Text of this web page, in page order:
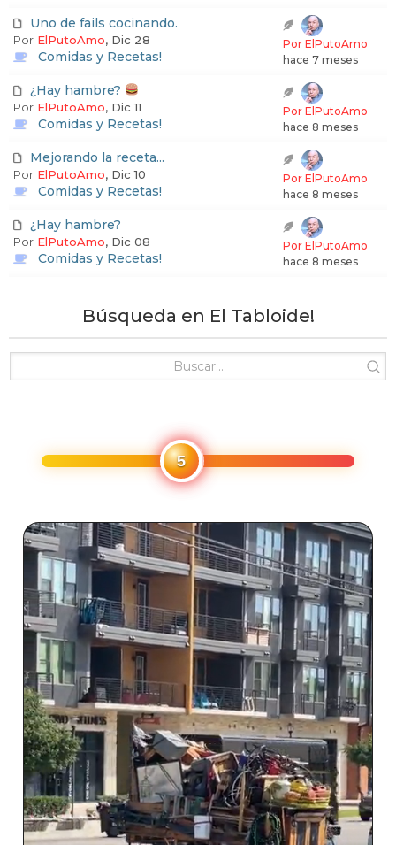
n
e
t
Uno de fails cocinando.
Por ElPutoAmo, Dic 28
Comidas y Recetas!
Por ElPutoAmo
hace 7 meses
¿Hay hambre?
Por ElPutoAmo, Dic 11
Comidas y Recetas!
Por ElPutoAmo
hace 8 meses
Mejorando la receta...
Por ElPutoAmo, Dic 10
Comidas y Recetas!
Por ElPutoAmo
hace 8 meses
¿Hay hambre?
Por ElPutoAmo, Dic 08
Comidas y Recetas!
Por ElPutoAmo
hace 8 meses
Búsqueda en El Tabloide!